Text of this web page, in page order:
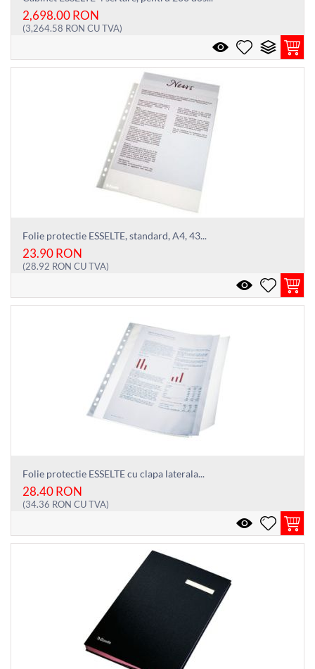
2,698.00RON
(3,264.58 RON CU TVA)
Folie protectie ESSELTE, standard, A4, 43...
23.90RON
(28.92 RON CU TVA)
Folie protectie ESSELTE cu clapa laterala...
28.40RON
(34.36 RON CU TVA)